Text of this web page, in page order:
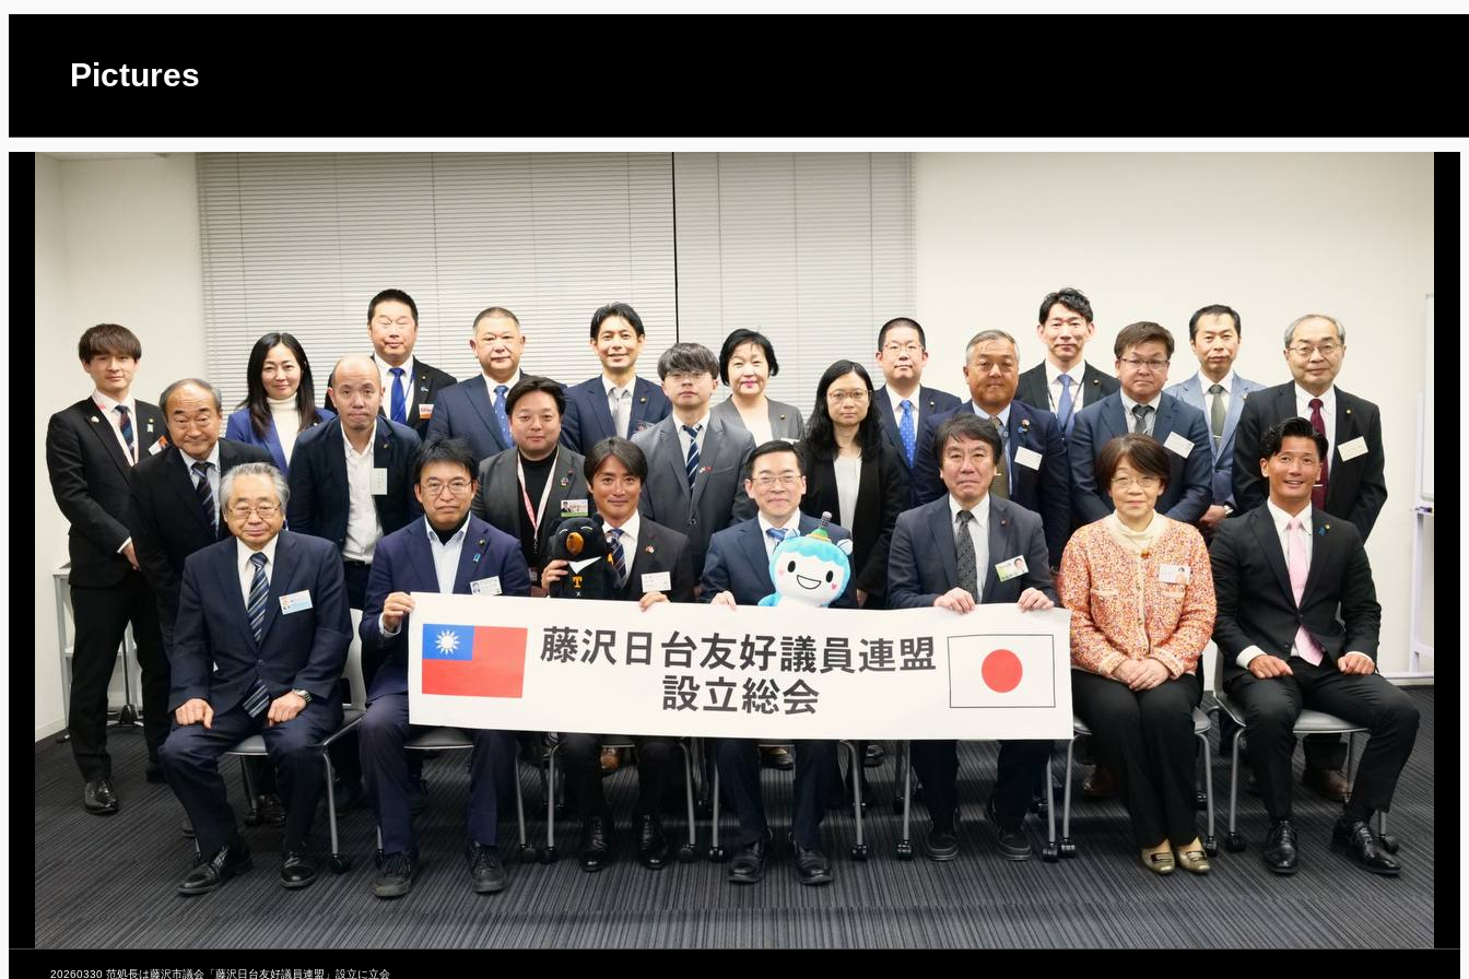
Pictures
20260330 范処長は藤沢市議会「藤沢日台友好議員連盟」設立に立会